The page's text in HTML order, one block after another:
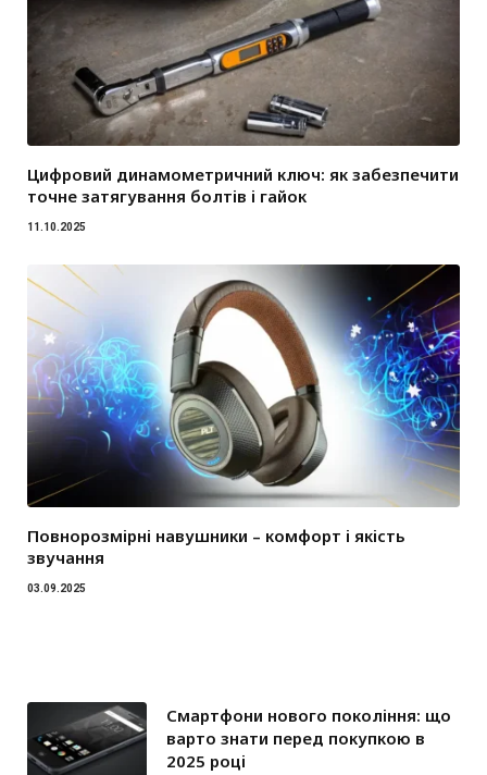
Цифровий динамометричний ключ: як забезпечити
точне затягування болтів і гайок
11.10.2025
Повнорозмірні навушники – комфорт і якість
звучання
03.09.2025
Смартфони нового покоління: що
варто знати перед покупкою в
2025 році